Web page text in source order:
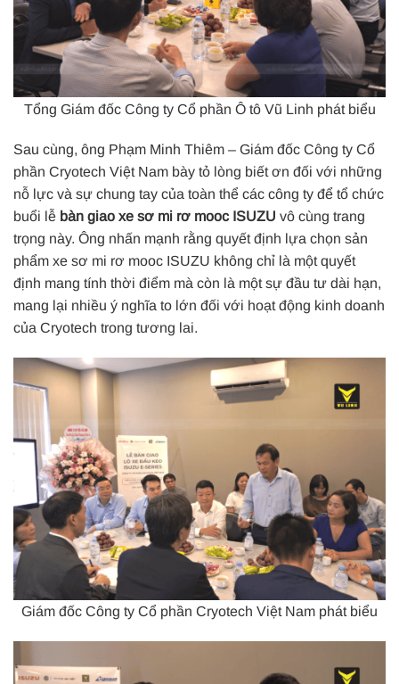
Tổng Giám đốc Công ty Cổ phần Ô tô Vũ Linh phát biểu
Sau cùng, ông Phạm Minh Thiêm – Giám đốc Công ty Cổ
phần Cryotech Việt Nam bày tỏ lòng biết ơn đối với những
nỗ lực và sự chung tay của toàn thể các công ty để tổ chức
buổi lễ bàn giao xe sơ mi rơ mooc ISUZU vô cùng trang
trọng này. Ông nhấn mạnh rằng quyết định lựa chọn sản
phẩm xe sơ mi rơ mooc ISUZU không chỉ là một quyết
định mang tính thời điểm mà còn là một sự đầu tư dài hạn,
mang lại nhiều ý nghĩa to lớn đối với hoạt động kinh doanh
của Cryotech trong tương lai.
Giám đốc Công ty Cổ phần Cryotech Việt Nam phát biểu